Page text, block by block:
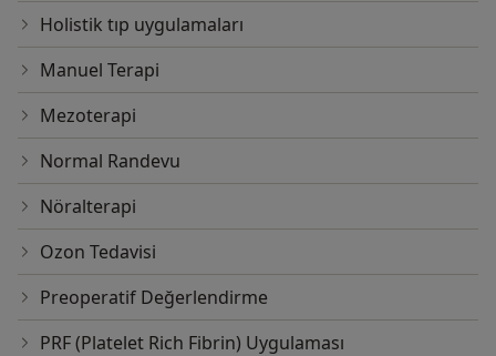
Holistik tıp uygulamaları
Manuel Terapi
Mezoterapi
Normal Randevu
Nöralterapi
Ozon Tedavisi
Preoperatif Değerlendirme
PRF (Platelet Rich Fibrin) Uygulaması